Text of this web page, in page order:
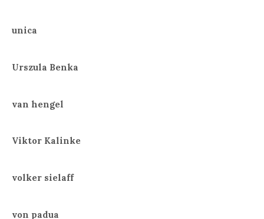
unica
Urszula Benka
van hengel
Viktor Kalinke
volker sielaff
von padua